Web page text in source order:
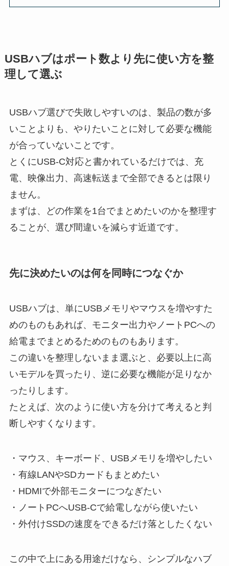
USBハブはポート数より先に使い方を整
理して選ぶ
USBハブ選びで失敗しやすいのは、製品の数が多
いことよりも、やりたいことに対して必要な機能
が合っていないことです。
とくにUSB-C対応と書かれているだけでは、充
電、映像出力、高速転送まで全部できるとは限り
ません。
まずは、どの作業を1台でまとめたいのかを整理す
ることが、選び間違いを減らす近道です。
先に決めたいのは何を同時につなぐか
USBハブは、単にUSBメモリやマウスを増やすた
めのものもあれば、モニター出力やノートPCへの
給電までまとめるためのものもあります。
この違いを整理しないまま選ぶと、必要以上に高
いモデルを買ったり、逆に必要な機能が足りなか
ったりします。
たとえば、次のように使い方を分けて考えると判
断しやすくなります。
・マウス、キーボード、USBメモリを増やしたい
・有線LANやSDカードもまとめたい
・HDMIで外部モニターにつなぎたい
・ノートPCへUSB-Cで給電しながら使いたい
・外付けSSDの速度をできるだけ落としたくない
この中で上にある用途だけなら、シンプルなハブ